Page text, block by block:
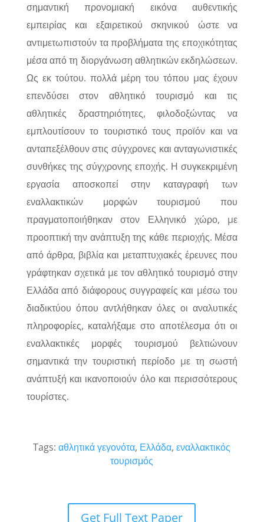
σημαντική προνομιακή εικόνα αυθεντικής
εμπειρίας και εξαιρετικού σκηνικού ώστε να
αντιμετωπιστούν τα προβλήματα της εποχικότητας
μέσα από τη διοργάνωση αθλητικών εκδηλώσεων.
Ως εκ τούτου. πολλά μέρη του τόπου µας έχουν
επενδύσει στον αθλητικό τουρισμό και τις
αθλητικές δραστηριότητες, φιλοδοξώντας να
εμπλουτίσουν το τουριστικό τους προϊόν και να
ανταπεξέλθουν στις σύγχρονες και ανταγωνιστικές
συνθήκες της σύγχρονης εποχής. Η συγκεκριμένη
εργασία αποσκοπεί στην καταγραφή των
εναλλακτικών μορφών τουρισμού που
πραγματοποιήθηκαν στον Ελληνικό χώρο, µε
προοπτική την ανάπτυξη της κάθε περιοχής. Μέσα
από άρθρα, βιβλία και μεταπτυχιακές έρευνες που
γράφτηκαν σχετικά µε τον αθλητικό τουρισμό στην
Ελλάδα από διάφορους συγγραφείς και µέσω του
διαδικτύου όπου αντλήθηκαν όλες οι αναλυτικές
πληροφορίες, καταλήξαμε στο αποτέλεσμα ότι οι
εναλλακτικές μορφές τουρισμού βελτιώνουν
σημαντικά την τουριστική περίοδο µε τη σωστή
ανάπτυξή και ικανοποιούν όλο και περισσότερους
τουρίστες.
Tags:αθλητικά γεγονότα, Ελλάδα,εναλλακτικός
τουρισμός
Get Full Text Paper